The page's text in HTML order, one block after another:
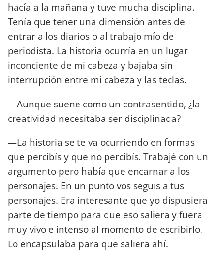
hacía a la mañana y tuve mucha disciplina.
Tenía que tener una dimensión antes de
entrar a los diarios o al trabajo mío de
periodista. La historia ocurría en un lugar
inconciente de mi cabeza y bajaba sin
interrupción entre mi cabeza y las teclas.
—Aunque suene como un contrasentido, ¿la
creatividad necesitaba ser disciplinada?
—La historia se te va ocurriendo en formas
que percibís y que no percibís. Trabajé con un
argumento pero había que encarnar a los
personajes. En un punto vos seguís a tus
personajes. Era interesante que yo dispusiera
parte de tiempo para que eso saliera y fuera
muy vivo e intenso al momento de escribirlo.
Lo encapsulaba para que saliera ahí.